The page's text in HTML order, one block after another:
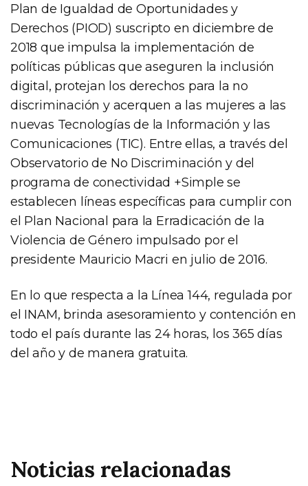
Plan de Igualdad de Oportunidades y
Derechos (PIOD) suscripto en diciembre de
2018 que impulsa la implementación de
políticas públicas que aseguren la inclusión
digital, protejan los derechos para la no
discriminación y acerquen a las mujeres a las
nuevas Tecnologías de la Información y las
Comunicaciones (TIC). Entre ellas, a través del
Observatorio de No Discriminación y del
programa de conectividad +Simple se
establecen líneas específicas para cumplir con
el Plan Nacional para la Erradicación de la
Violencia de Género impulsado por el
presidente Mauricio Macri en julio de 2016.
En lo que respecta a la Línea 144, regulada por
el INAM, brinda asesoramiento y contención en
todo el país durante las 24 horas, los 365 días
del año y de manera gratuita.
Noticias relacionadas